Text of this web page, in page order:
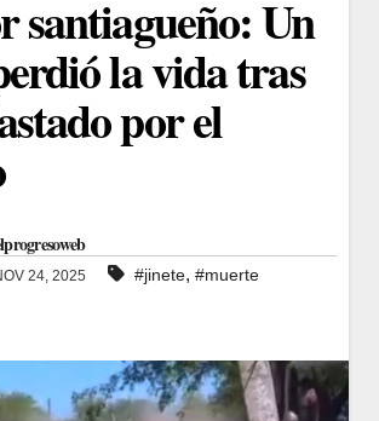
santiagueño: Un
la vida tras
por el
24, 2025 #jinete, #muerte